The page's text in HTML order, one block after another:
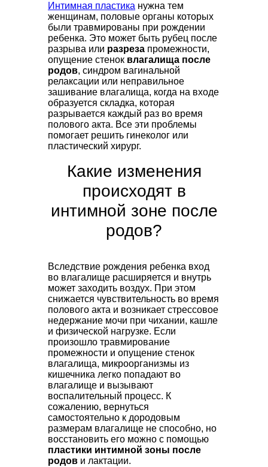
Интимная пластика нужна тем
женщинам, половые органы которых
были травмированы при рождении
ребенка. Это может быть рубец после
разрыва или разреза промежности,
опущение стенок влагалища после
родов, синдром вагинальной
релаксации или неправильное
зашивание влагалища, когда на входе
образуется складка, которая
разрывается каждый раз во время
полового акта. Все эти проблемы
помогает решить гинеколог или
пластический хирург.
Какие изменения
происходят в
интимной зоне после
родов?
Вследствие рождения ребенка вход
во влагалище расширяется и внутрь
может заходить воздух. При этом
снижается чувствительность во время
полового акта и возникает стрессовое
недержание мочи при чихании, кашле
и физической нагрузке. Если
произошло травмирование
промежности и опущение стенок
влагалища, микроорганизмы из
кишечника легко попадают во
влагалище и вызывают
воспалительный процесс. К
сожалению, вернуться
самостоятельно к дородовым
размерам влагалище не способно, но
восстановить его можно с помощью
пластики интимной зоны после
родов и лактации.